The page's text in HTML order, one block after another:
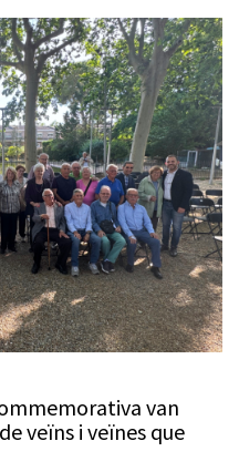
van
veïns i veïnes que